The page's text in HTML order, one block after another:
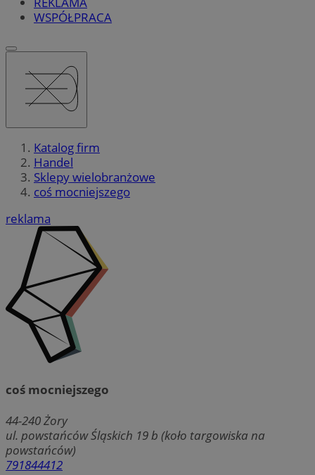
WSPÓŁPRACA
Katalog firm
Handel
Sklepy wielobranżowe
coś mocniejszego
reklama
coś mocniejszego
44-240Żory
ul. powstańców Śląskich 19 b (koło targowiska na
powstańców)
791844412